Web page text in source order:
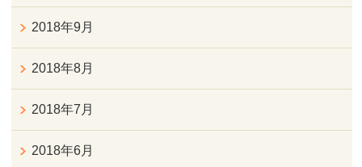
2018年9月
2018年8月
2018年7月
2018年6月